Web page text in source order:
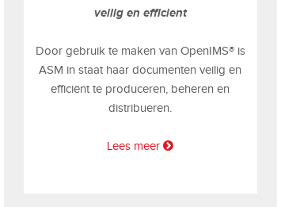
veilig en efficient
Door gebruik te maken van OpenIMS® is
ASM in staat haar documenten veilig en
efficiënt te produceren, beheren en
distribueren.
Lees meer